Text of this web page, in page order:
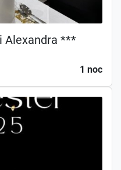
Alexandra ***
1 noc